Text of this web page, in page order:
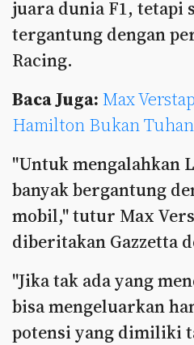
juara dunia F1, tetapi
tergantung dengan
Racing.
Baca Juga: Max
Hamilton Bukan Tuhan
"Untuk mengalahkan
banyak bergantung
mobil," tutur Max
diberitakan Gazzetta
"Jika tak ada yang
bisa mengeluarkan
potensi yang dimiliki